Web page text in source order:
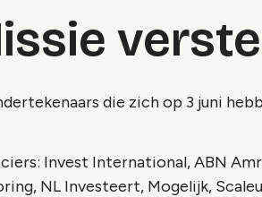
die zich op 3 juni
Invest International, ABN
NL Investeert, Mogelijk,